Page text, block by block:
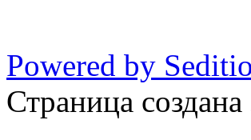
Powered by Seditio
Страница